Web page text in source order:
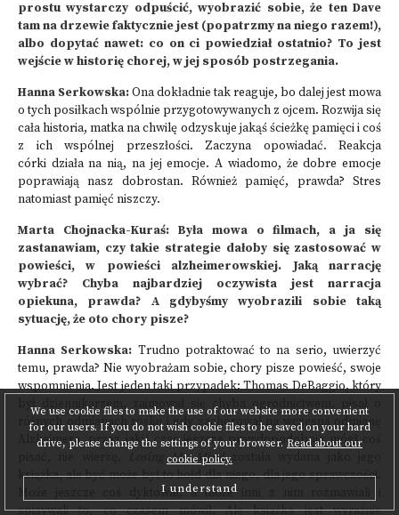
prostu wystarczy odpuścić, wyobrazić sobie, że ten Dave
tam na drzewie faktycznie jest (popatrzmy na niego razem!),
albo dopytać nawet: co on ci powiedział ostatnio? To jest
wejście w historię chorej, w jej sposób postrzegania.
Hanna Serkowska:Ona dokładnie tak reaguje, bo dalej jest mowa
o tych posiłkach wspólnie przygotowywanych z ojcem. Rozwija się
cała historia, matka na chwilę odzyskuje jakąś ścieżkę pamięci i coś
z ich wspólnej przeszłości. Zaczyna opowiadać. Reakcja
córki działa na nią, na jej emocje. A wiadomo, że dobre emocje
poprawiają nasz dobrostan. Również pamięć, prawda? Stres
natomiast pamięć niszczy.
Marta Chojnacka-Kuraś: Była mowa o filmach, a ja się
zastanawiam, czy takie strategie dałoby się zastosować w
powieści, w powieści alzheimerowskiej. Jaką narrację
wybrać? Chyba najbardziej oczywista jest narracja
opiekuna, prawda? A gdybyśmy wyobrazili sobie taką
sytuację, że oto chory pisze?
Hanna Serkowska: Trudno potraktować to na serio, uwierzyć
temu, prawda? Nie wyobrażam sobie, chory pisze powieść, swoje
wspomnienia. Jest jeden taki przypadek: Thomas DeBaggio, który
był dziennikarzem, zajmował się chyba ogrodnictwem, pisał o
różnych odmianach roślin i gdy zachorował na wczesną odmianę
Alzheimera, przez jakiś czas jeszcze prawdopodobnie mógł coś
Losing My Mind
książka, ale być może był to hołd dla niego, dla jego sprawczości.
Może jeszcze coś dyktował, a może inni z nim rozmawiali i
spisywali to, co czasem mówił. Ale książka jest wyraźnie
We use cookie files to make the use of our website more convenient
for our users. If you do not wish cookie files to be saved on your hard
drive, please change the settings of your browser. Read about our
cookie policy.
I understand